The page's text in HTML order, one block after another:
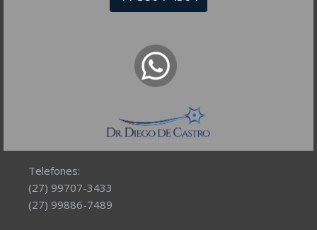
NEUROLOGISTA VITÓRIA – ES
Ed. Victória Office Tower Leste, Enseada do Suá,
Vitória – ES, CEP: 29050-911
Telefones:
(27) 99707-3433
(27) 99886-7489